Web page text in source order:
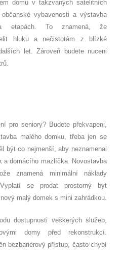
domu v takzvaných satelitních
vybavenosti a výstavba
etapách. To znamená, že
hluku a nečistotám z blízké
let. Zároveň budete nuceni
pro seniory? Budete překvapeni,
malého domku, třeba jen se
být co nejmenší, aby neznamenal
a domácího mazlíčka. Novostavba
znamená minimální náklady
se prodat prostorný byt
malý domek s mini zahrádkou.
dostupnosti veškerých služeb,
domy před rekonstrukcí.
bezbariérový přístup, často chybí